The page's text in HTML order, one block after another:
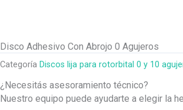
Disco Adhesivo Con Abrojo 0 Agujeros
Categoría Discos lija para rotorbital 0 y 10
¿Necesitás asesoramiento técnico?
Nuestro equipo puede ayudarte a elegir la